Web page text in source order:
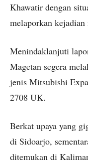
Khawatir dengan
melaporkan
Menindaklanjuti
Magetan segera
jenis Mitsubishi
2708 UK.
Berkat upaya yang
di Sidoarjo,
ditemukan di